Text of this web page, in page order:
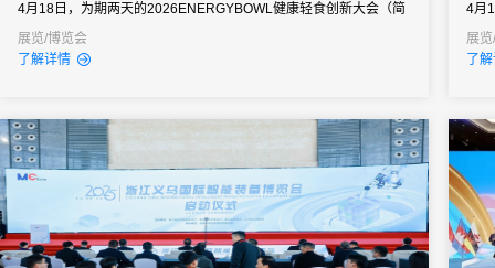
4月18日，为期两天的2026ENERGYBOWL健康轻食创新大会（简
称EBC轻食大会）在杭州国际博览中心圆满落幕。本届大会由未来
轻食产业研究院主办，以"Easy（便捷）""Balanced（均
通过开幕式及六大专题论...
展览/博览会
了解详情
4月
国
食
展
了